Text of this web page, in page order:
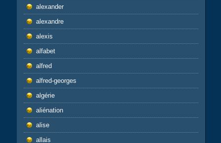
alexander
alexandre
alexis
alfabet
alfred
alfred-georges
algérie
aliénation
alise
allais